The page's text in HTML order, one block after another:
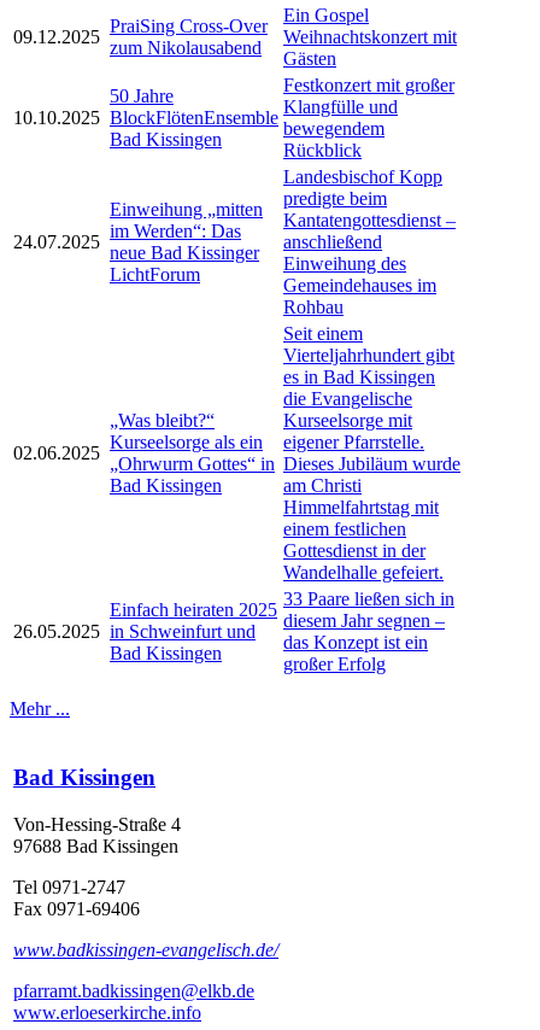
09.12.2025
PraiSing Cross-Over
zum Nikolausabend
Ein Gospel
Weihnachtskonzert mit
Gästen
10.10.2025
50 Jahre
BlockFlötenEnsemble
Bad Kissingen
Festkonzert mit großer
Klangfülle und
bewegendem
Rückblick
24.07.2025
Einweihung „mitten
im Werden“: Das
neue Bad Kissinger
LichtForum
Landesbischof Kopp
predigte beim
Kantatengottesdienst –
anschließend
Einweihung des
Gemeindehauses im
Rohbau
02.06.2025
„Was bleibt?“
Kurseelsorge als ein
„Ohrwurm Gottes“ in
Bad Kissingen
Seit einem
Vierteljahrhundert gibt
es in Bad Kissingen
die Evangelische
Kurseelsorge mit
eigener Pfarrstelle.
Dieses Jubiläum wurde
am Christi
Himmelfahrtstag mit
einem festlichen
Gottesdienst in der
Wandelhalle gefeiert.
26.05.2025
Einfach heiraten 2025
in Schweinfurt und
Bad Kissingen
33 Paare ließen sich in
diesem Jahr segnen –
das Konzept ist ein
großer Erfolg
Mehr ...
Bad Kissingen
Von-Hessing-Straße 4
97688 Bad Kissingen
Tel 0971-2747
Fax 0971-69406
www.badkissingen-evangelisch.de/
pfarramt.badkissingen@elkb.de
www.erloeserkirche.info